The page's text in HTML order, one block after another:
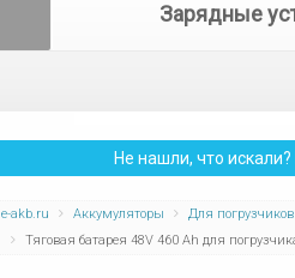
Зарядные
Не нашли, что
e-akb.ru Аккумуляторы Для
Тяговая батарея 48V 460 Ah для